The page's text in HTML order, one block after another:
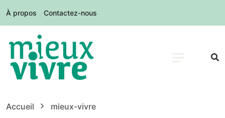
À propos Contactez-nous
Accueil mieux-vivre